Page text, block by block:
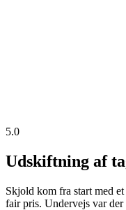
5.0
Udskiftning af
Skjold kom fra start med
fair pris. Undervejs var